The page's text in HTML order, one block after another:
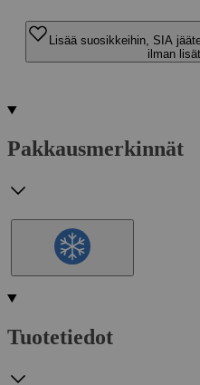
Lisää suosikkeihin, SIA
ilman
Pakkausmerkinnät
Tuotetiedot